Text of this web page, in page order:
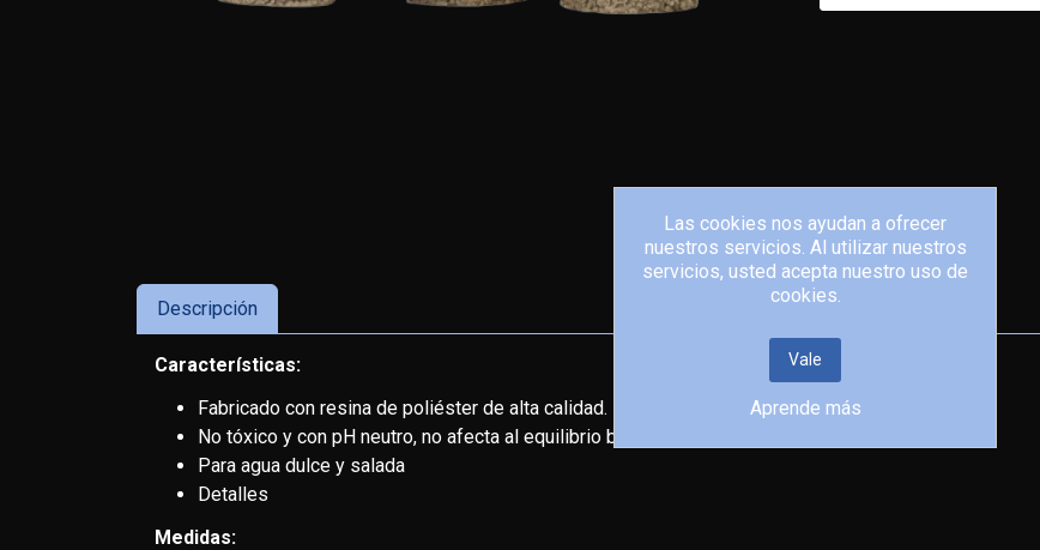
Descripción
Características:
Fabricado con resina de poliéster de alta calidad.
No tóxico y con pH neutro, no afecta al equilibrio biológico.
Para agua dulce y salada
Detalles
Medidas:
Las cookies nos ayudan a ofrecer
nuestros servicios. Al utilizar nuestros
servicios, usted acepta nuestro uso de
cookies.
Vale
Aprende más